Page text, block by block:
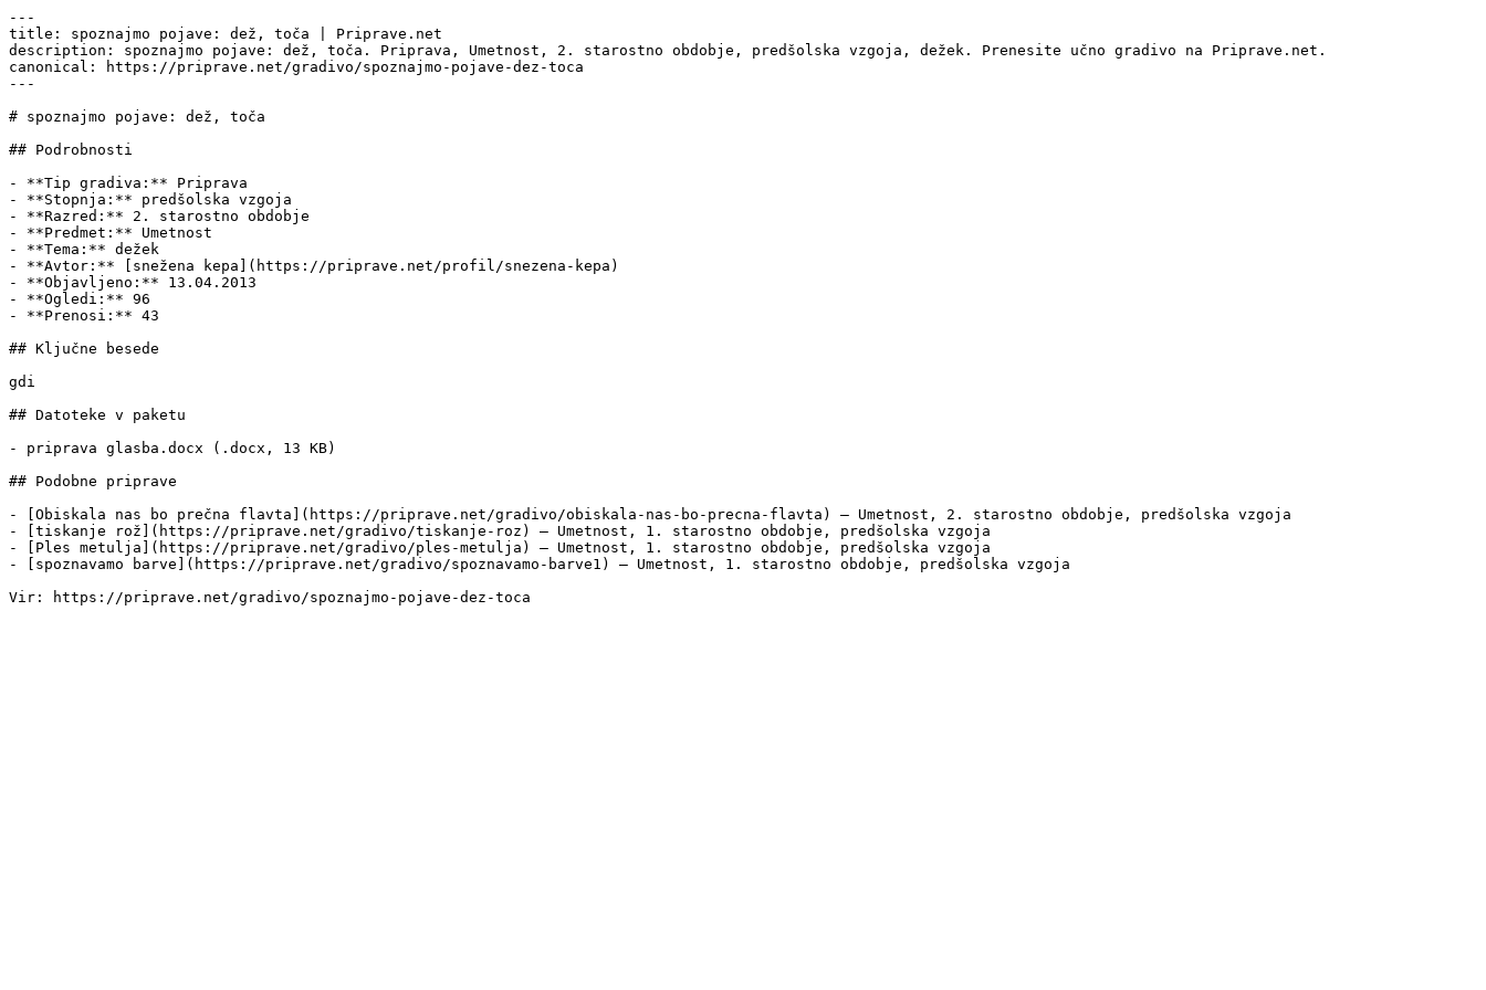
---
title: spoznajmo pojave: dež, toča | Priprave.net
description: spoznajmo pojave: dež, toča. Priprava, Umetnost, 2. starostno obdobje, predšolska vzgoja, dežek. Prenesite učno gradivo na Priprave.net.
canonical: https://priprave.net/gradivo/spoznajmo-pojave-dez-toca
---
# spoznajmo pojave: dež, toča
## Podrobnosti
- **Tip gradiva:** Priprava
- **Stopnja:** predšolska vzgoja
- **Razred:** 2. starostno obdobje
- **Predmet:** Umetnost
- **Tema:** dežek
- **Avtor:** [snežena kepa](https://priprave.net/profil/snezena-kepa)
- **Objavljeno:** 13.04.2013
- **Ogledi:** 96
- **Prenosi:** 43
## Ključne besede
gdi
## Datoteke v paketu
- priprava glasba.docx (.docx, 13 KB)
## Podobne priprave
- [Obiskala nas bo prečna flavta](https://priprave.net/gradivo/obiskala-nas-bo-precna-flavta) — Umetnost, 2. starostno obdobje, predšolska vzgoja
- [tiskanje rož](https://priprave.net/gradivo/tiskanje-roz) — Umetnost, 1. starostno obdobje, predšolska vzgoja
- [Ples metulja](https://priprave.net/gradivo/ples-metulja) — Umetnost, 1. starostno obdobje, predšolska vzgoja
- [spoznavamo barve](https://priprave.net/gradivo/spoznavamo-barve1) — Umetnost, 1. starostno obdobje, predšolska vzgoja